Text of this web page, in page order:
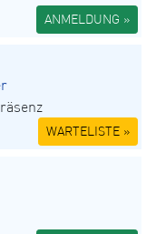
ANMELDUNG »
WARTELISTE »